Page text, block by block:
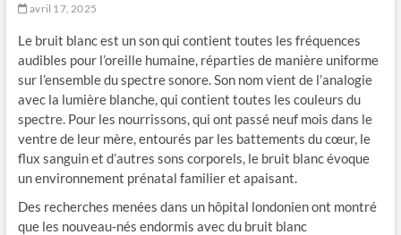
avril 17, 2025
Le bruit blanc est un son qui contient toutes les fréquences
audibles pour l’oreille humaine, réparties de manière uniforme
sur l’ensemble du spectre sonore. Son nom vient de l’analogie
avec la lumière blanche, qui contient toutes les couleurs du
spectre. Pour les nourrissons, qui ont passé neuf mois dans le
ventre de leur mère, entourés par les battements du cœur, le
flux sanguin et d’autres sons corporels, le bruit blanc évoque
un environnement prénatal familier et apaisant.
Des recherches menées dans un hôpital londonien ont montré
que les nouveau-nés endormis avec du bruit blanc